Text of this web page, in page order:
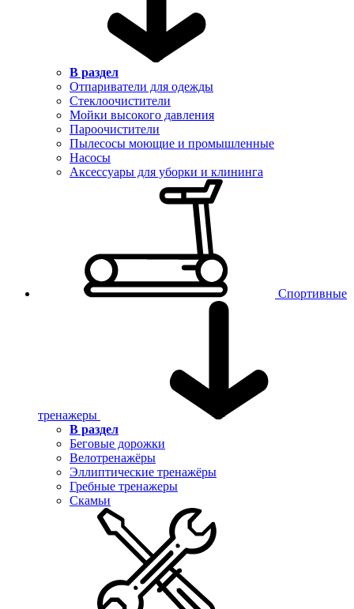
В раздел
Отпариватели для одежды
Стеклоочистители
Мойки высокого давления
Пароочистители
Пылесосы моющие и промышленные
Насосы
Аксессуары для уборки и клининга
Спортивные
тренажеры
В раздел
Беговые дорожки
Велотренажёры
Эллиптические тренажёры
Гребные тренажеры
Скамьи